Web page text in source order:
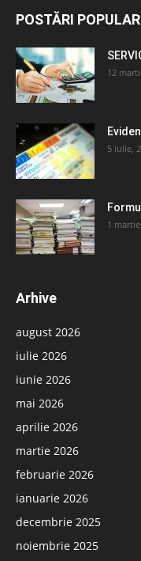
POSTĂRI
12
5 iulie,
1
Arhive
august 2026
iulie 2026
iunie 2026
mai 2026
aprilie 2026
martie 2026
februarie 2026
ianuarie 2026
decembrie 2025
noiembrie 2025